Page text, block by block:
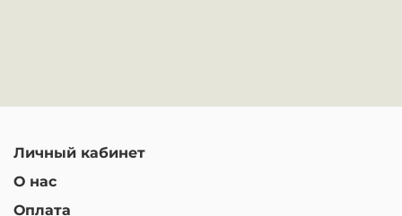
Личный кабинет
О нас
Оплата